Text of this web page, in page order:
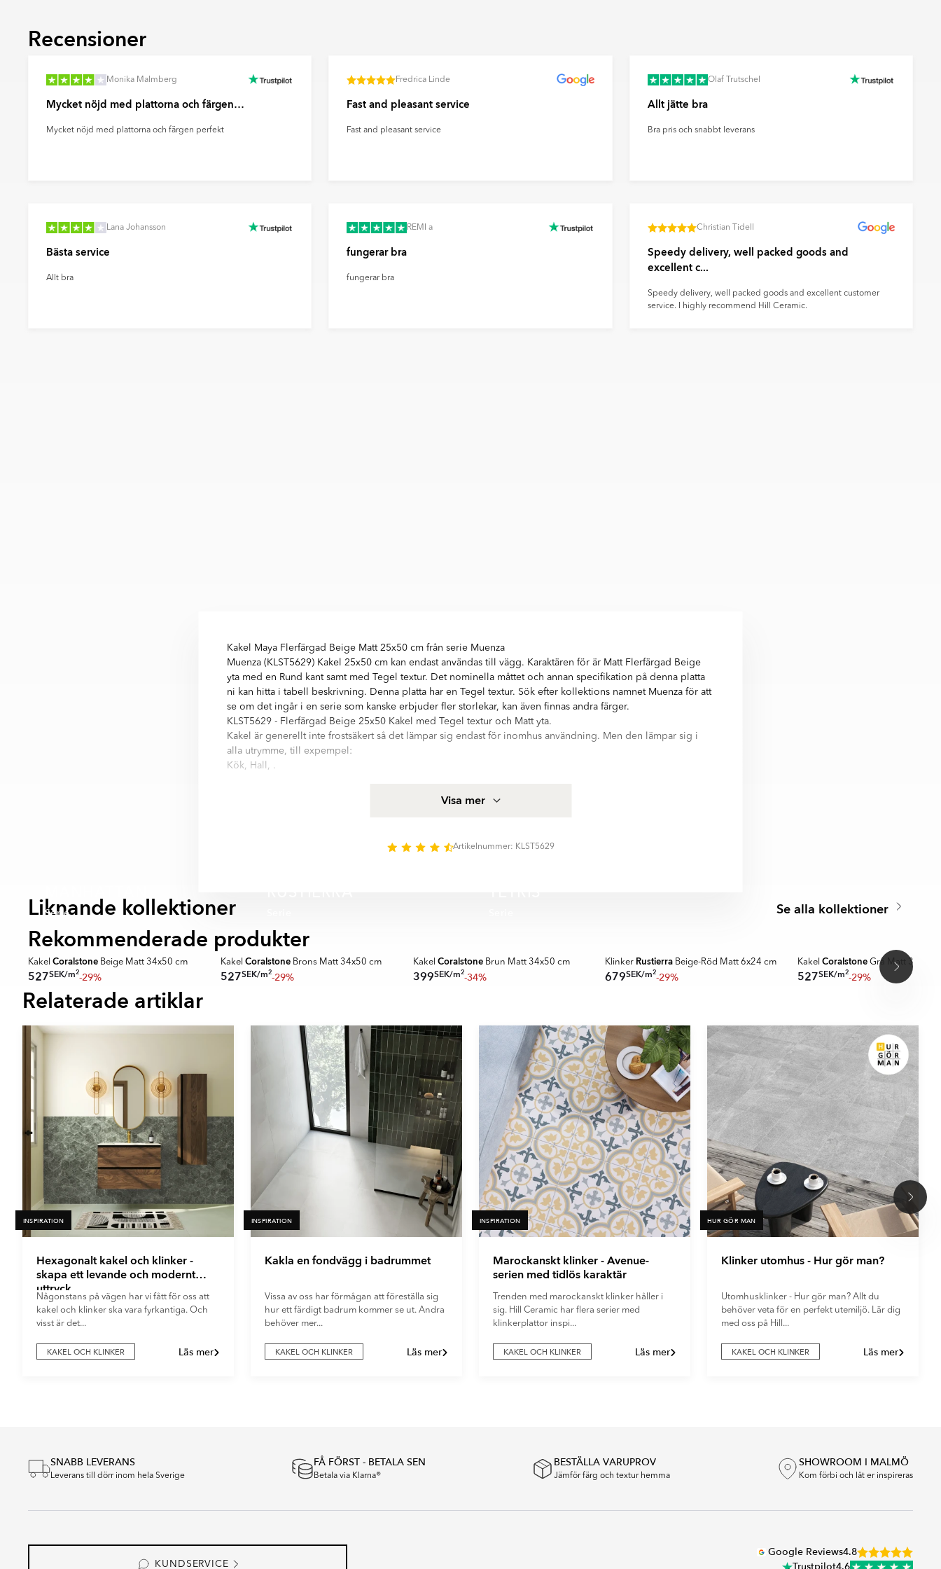
En mycket matt yta med minimal ljusreflektion. Ultramatta plattor ger ett
Recensioner
Monika Malmberg
Mycket nöjd med plattorna och färgen…
Mycket nöjd med plattorna och färgen perfekt
Fredrica Linde
Fast and pleasant service
Fast and pleasant service
Olaf Trutschel
Allt jätte bra
Bra pris och snabbt leverans
Lana Johansson
Bästa service
Allt bra
REMI a
fungerar bra
fungerar bra
Christian Tidell
Speedy delivery, well packed goods and
excellent c...
Speedy delivery, well packed goods and excellent customer
service. I highly recommend Hill Ceramic.
Kakel Maya Flerfärgad Beige Matt 25x50 cm från serie Muenza
Muenza (KLST5629) Kakel 25x50 cm kan endast användas till vägg. Karaktären för är Matt Flerfärgad Beige
yta med en Rund kant samt med Tegel textur. Det nominella måttet och annan specifikation på denna platta
ni kan hitta i tabell beskrivning. Denna platta har en Tegel textur. Sök efter kollektions namnet Muenza för att
se om det ingår i en serie som kanske erbjuder fler storlekar, kan även finnas andra färger.
KLST5629 - Flerfärgad Beige 25x50 Kakel med Tegel textur och Matt yta.
Kakel är generellt inte frostsäkert så det lämpar sig endast för inomhus användning. Men den lämpar sig i
alla utrymme, till expempel:
Kök, Hall, .
Muenza är kvalitets kakel från Hill Ceramic®, alla produkter är tillverkarede i EU och uppfyller svensk
variationer finns i matt yta. Det finns 3 huvud färger i serie Muenza:
- Flerfärgad
Visa mer
Artikelnummer: KLST5629
Liknande kollektioner Se alla kollektioner
Serie
Rekommenderade produkter
Kakel CoralstoneBeige Matt 34x50 cm
527SEK/m2-29%
Kakel CoralstoneBrons Matt 34x50 cm
527SEK/m2-29%
Kakel CoralstoneBrun Matt 34x50 cm
399SEK/m2-34%
Klinker Rustierra Beige-Röd Matt 6x24 cm
679SEK/m2-29%
KakelCoralstone Grå Matt 34x50
527SEK/m2-29%
Item
1
Relaterade artiklar
INSPIRATION
Hexagonalt kakel och klinker -
skapa ett levande och modernt
uttryck
Någonstans på vägen har vi fått för oss att
kakel och klinker ska vara fyrkantiga. Och
visst är det...
KAKEL OCH KLINKER Läs mer
INSPIRATION
Kakla en fondvägg i badrummet
Vissa av oss har förmågan att föreställa sig
hur ett färdigt badrum kommer se ut. Andra
behöver mer...
KAKEL OCH KLINKER Läs mer
INSPIRATION
Marockanskt klinker - Avenue-
serien med tidlös karaktär
Trenden med marockanskt klinker håller i
sig. Hill Ceramic har flera serier med
klinkerplattor inspi...
KAKEL OCH KLINKER Läs mer
HUR GÖR MAN
Klinker utomhus - Hur gör man?
Utomhusklinker - Hur gör man? Allt du
behöver veta för en perfekt utemiljö. Lär dig
med oss på Hill...
KAKEL OCH KLINKER Läs mer
SNABB LEVERANS
Leverans till dörr inom hela Sverige
FÅ FÖRST - BETALA SEN
Betala via Klarna®
BESTÄLLA VARUPROV
Jämför färg och textur hemma
SHOWROOM I MALMÖ
Kom förbi och låt er inspireras
KUNDSERVICE
Google Reviews4.8